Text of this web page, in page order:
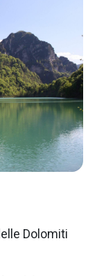
Dolomiti